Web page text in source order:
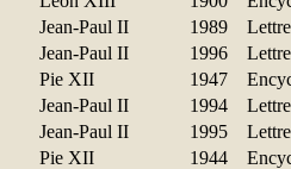
Jean-Paul II 1989
Jean-Paul II 1996
Pie XII 1947
Jean-Paul II 1994
Jean-Paul II 1995
Pie XII 1944